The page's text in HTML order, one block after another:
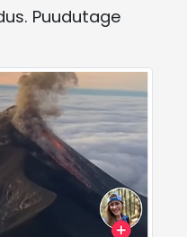
Puudutage